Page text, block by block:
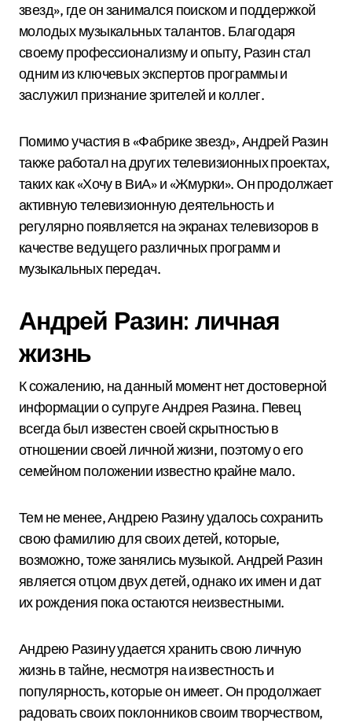
звезд», где он занимался поиском и поддержкой
молодых музыкальных талантов. Благодаря
своему профессионализму и опыту, Разин стал
одним из ключевых экспертов программы и
заслужил признание зрителей и коллег.
Помимо участия в «Фабрике звезд», Андрей Разин
также работал на других телевизионных проектах,
таких как «Хочу в ВиА» и «Жмурки». Он продолжает
активную телевизионную деятельность и
регулярно появляется на экранах телевизоров в
качестве ведущего различных программ и
музыкальных передач.
Андрей Разин: личная
жизнь
К сожалению, на данный момент нет достоверной
информации о супруге Андрея Разина. Певец
всегда был известен своей скрытностью в
отношении своей личной жизни, поэтому о его
семейном положении известно крайне мало.
Тем не менее, Андрею Разину удалось сохранить
свою фамилию для своих детей, которые,
возможно, тоже занялись музыкой. Андрей Разин
является отцом двух детей, однако их имен и дат
их рождения пока остаются неизвестными.
Андрею Разину удается хранить свою личную
жизнь в тайне, несмотря на известность и
популярность, которые он имеет. Он продолжает
радовать своих поклонников своим творчеством,